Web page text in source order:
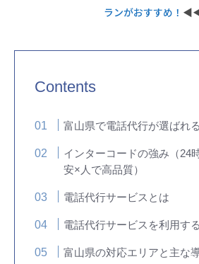
ランがおすすめ！
Contents
富山県で電話代行が選ばれ
インターコードの強み（24
安×人で高品質）
電話代行サービスとは
電話代行サービスを利用す
富山県の対応エリアと主な